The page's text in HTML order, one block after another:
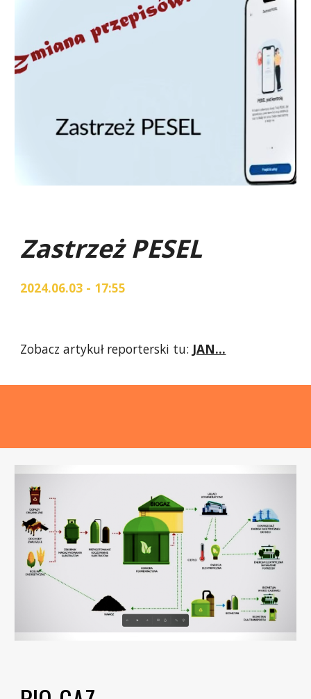
Zastrzeż PESEL
2024.06.03 - 17:55
Zobacz artykuł reporterski tu: JAN...